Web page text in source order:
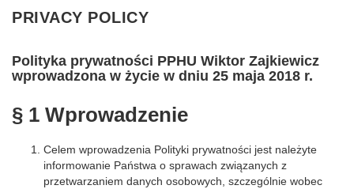
PRIVACY POLICY
Polityka prywatności PPHU Wiktor Zajkiewicz
wprowadzona w życie w dniu 25 maja 2018 r.
§ 1 Wprowadzenie
Celem wprowadzenia Polityki prywatności jest należyte
informowanie Państwa o sprawach związanych z
przetwarzaniem danych osobowych, szczególnie wobec